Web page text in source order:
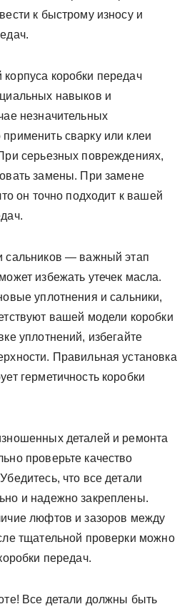
к быстрому износу и
коробки передач
навыков и
незначительных
сварку или клеи
серьезных повреждениях,
замены. При замене
он точно подходит к вашей
сальников — важный этап
избежать утечек масла.
уплотнения и сальники,
вашей модели коробки
уплотнений, избегайте
Правильная установка
герметичность коробки
деталей и ремонта
проверьте качество
что все детали
и надежно закреплены.
люфтов и зазоров между
тщательной проверки можно
передач.
Все детали должны быть